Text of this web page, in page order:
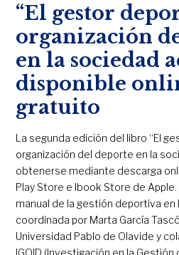
“El gestor
organización
en la sociedad
disponible
gratuito
La segunda edición del libro “El
organización del deporte en la
obtenerse mediante descarga
Play Store e Ibook Store de
manual de la gestión deportiva en
coordinada por Marta García
Universidad Pablo de Olavide y
IGOID (Investigación en la